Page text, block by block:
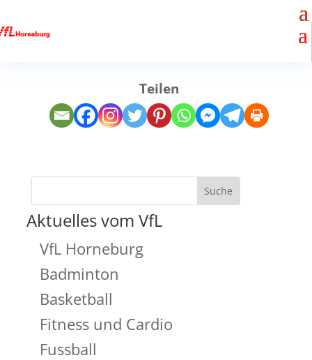
Teilen
Aktuelles vom VfL
VfL Horneburg
Badminton
Basketball
Fitness und Cardio
Fussball